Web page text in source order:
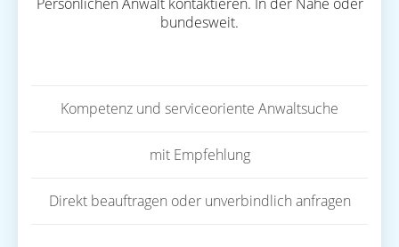
bundesweit.
Kompetenz und serviceoriente Anwaltsuche
mit Empfehlung
Direkt beauftragen oder unverbindlich anfragen